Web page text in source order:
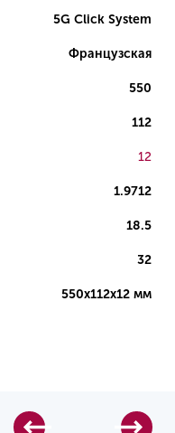
5G Click System
Французская
550
112
12
1.9712
18.5
32
550х112х12 мм